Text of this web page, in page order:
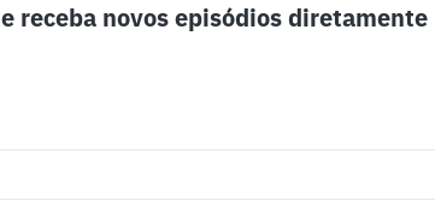
e receba novos episódios diretamente